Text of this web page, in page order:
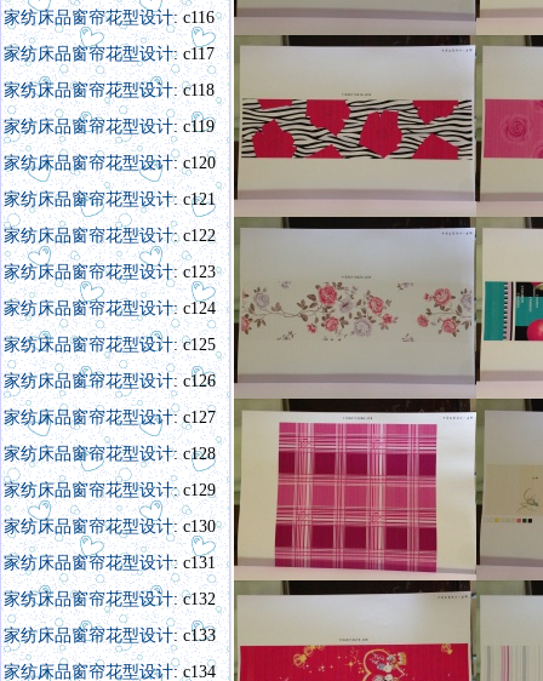
家纺床品窗帘花型设计: c116
家纺床品窗帘花型设计: c117
家纺床品窗帘花型设计: c118
家纺床品窗帘花型设计: c119
家纺床品窗帘花型设计: c120
家纺床品窗帘花型设计: c121
家纺床品窗帘花型设计:c122
家纺床品窗帘花型设计: c123
家纺床品窗帘花型设计: c124
家纺床品窗帘花型设计: c125
家纺床品窗帘花型设计: c126
家纺床品窗帘花型设计: c127
家纺床品窗帘花型设计: c128
家纺床品窗帘花型设计: c129
家纺床品窗帘花型设计: c130
家纺床品窗帘花型设计: c131
家纺床品窗帘花型设计: c132
家纺床品窗帘花型设计: c133
家纺床品窗帘花型设计: c134